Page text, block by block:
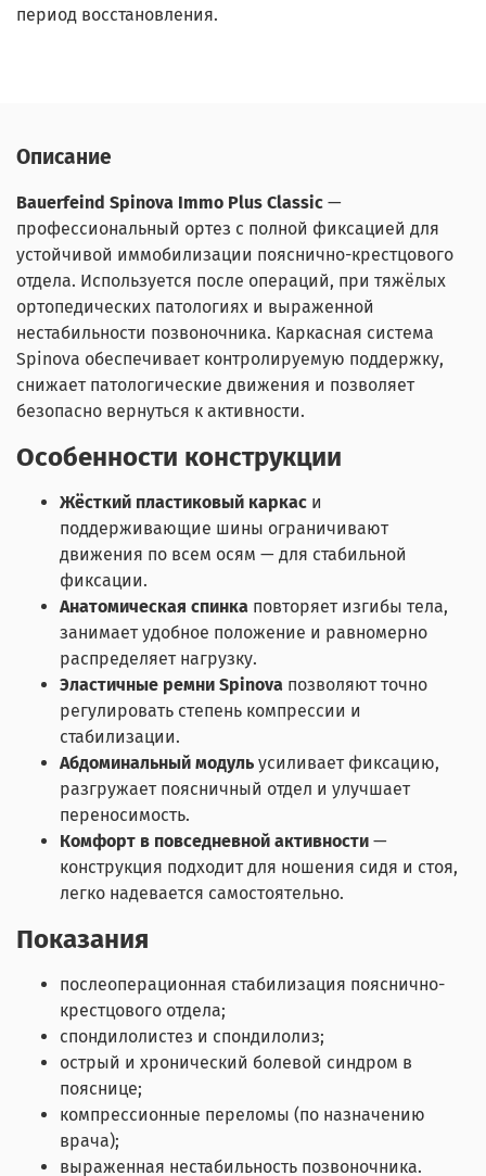
период восстановления.
Описание
Bauerfeind Spinova Immo Plus Classic —
профессиональный ортез с полной фиксацией для
устойчивой иммобилизации пояснично-крестцового
отдела. Используется после операций, при тяжёлых
ортопедических патологиях и выраженной
нестабильности позвоночника. Каркасная система
Spinova обеспечивает контролируемую поддержку,
снижает патологические движения и позволяет
безопасно вернуться к активности.
Особенности конструкции
Жёсткий пластиковый каркас и
поддерживающие шины ограничивают
движения по всем осям — для стабильной
фиксации.
Анатомическая спинка повторяет изгибы тела,
занимает удобное положение и равномерно
распределяет нагрузку.
Эластичные ремни Spinova позволяют точно
регулировать степень компрессии и
стабилизации.
Абдоминальный модуль усиливает фиксацию,
разгружает поясничный отдел и улучшает
переносимость.
Комфорт в повседневной активности —
конструкция подходит для ношения сидя и стоя,
легко надевается самостоятельно.
Показания
послеоперационная стабилизация пояснично-
крестцового отдела;
спондилолистез и спондилолиз;
острый и хронический болевой синдром в
пояснице;
компрессионные переломы (по назначению
врача);
выраженная нестабильность позвоночника.